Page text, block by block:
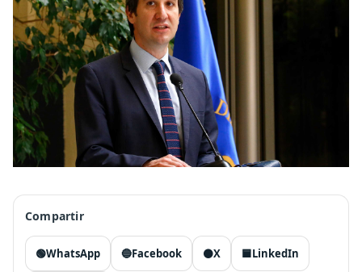
Compartir
🟢WhatsApp 🔵Facebook ⚫X 🟦LinkedIn